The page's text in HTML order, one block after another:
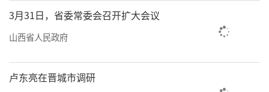
3月31日，省委常委会召开扩大会议
山西省人民政府
卢东亮在晋城市调研